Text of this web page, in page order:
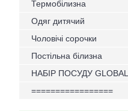
Термобілизна
Одяг дитячий
Чоловічі сорочки
Постільна білизна
НАБІР ПОСУДУ
=================